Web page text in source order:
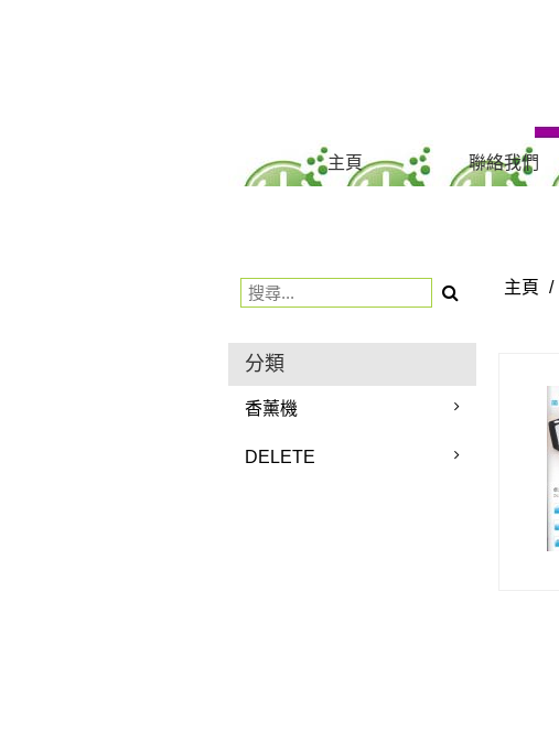
主頁 聯絡我們
分類
香薰機
DELETE
主頁 /